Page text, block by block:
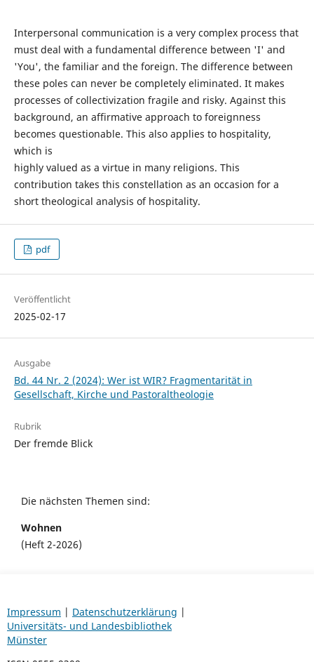
Interpersonal communication is a very complex process that
must deal with a fundamental difference between 'I' and
'You', the familiar and the foreign. The difference between
these poles can never be completely eliminated. It makes
processes of collectivization fragile and risky. Against this
background, an affirmative approach to foreignness
becomes questionable. This also applies to hospitality,
which is
highly valued as a virtue in many religions. This
contribution takes this constellation as an occasion for a
short theological analysis of hospitality.
pdf
Veröffentlicht
2025-02-17
Ausgabe
Bd. 44 Nr. 2 (2024): Wer ist WIR? Fragmentarität in
Gesellschaft, Kirche und Pastoraltheologie
Rubrik
Der fremde Blick
Die nächsten Themen sind:
Wohnen
(Heft 2-2026)
Impressum | Datenschutzerklärung |
Universitäts- und Landesbibliothek
Münster